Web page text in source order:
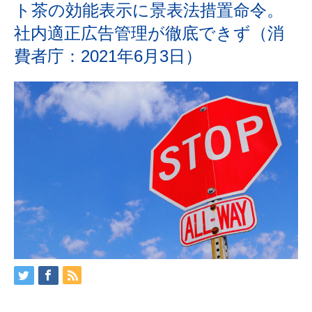
ト茶の効能表示に景表法措置命令。
社内適正広告管理が徹底できず（消
費者庁：2021年6月3日）